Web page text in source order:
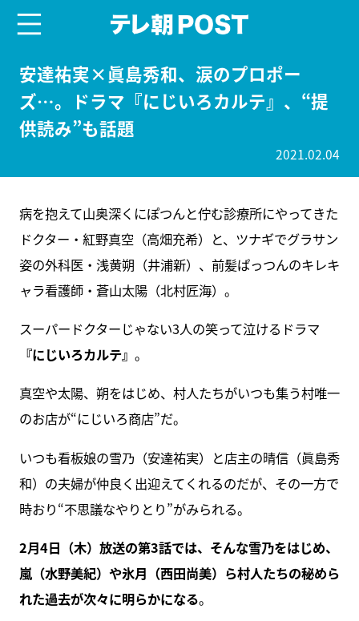
安達祐実×眞島秀和、涙のプロポー
ズ…。ドラマ『にじいろカルテ』、“提
供読み”も話題
2021.02.04
病を抱えて山奥深くにぽつんと佇む診療所にやってきた
ドクター・紅野真空（高畑充希）と、ツナギでグラサン
姿の外科医・浅黄朔（井浦新）、前髪ぱっつんのキレキ
ャラ看護師・蒼山太陽（北村匠海）。
スーパードクターじゃない3人の笑って泣けるドラマ
『にじいろカルテ』 。
真空や太陽、朔をはじめ、村人たちがいつも集う村唯一
のお店が“にじいろ商店”だ。
いつも看板娘の雪乃（安達祐実）と店主の晴信（眞島秀
和）の夫婦が仲良く出迎えてくれるのだが、その一方で
時おり“不思議なやりとり”がみられる。
2月4日（木）放送の第3話では、そんな雪乃をはじめ、
嵐（水野美紀）や氷月（西田尚美）ら村人たちの秘めら
れた過去が次々に明らかになる。